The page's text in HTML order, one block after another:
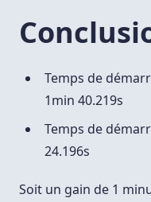
Temps de
1min 40.219s
Temps de
24.196s
Soit un gain de 1